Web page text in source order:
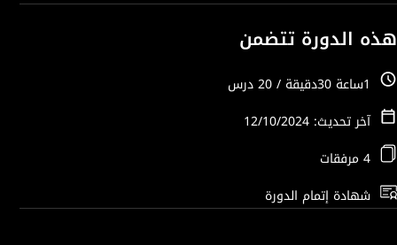
هذه الدورة تتضمن
آخر تحديث: 12/10/2024
شهادة إتمام الدورة